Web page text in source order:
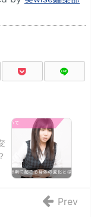
Prev